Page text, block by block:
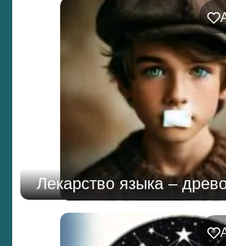
Лекарство языка –